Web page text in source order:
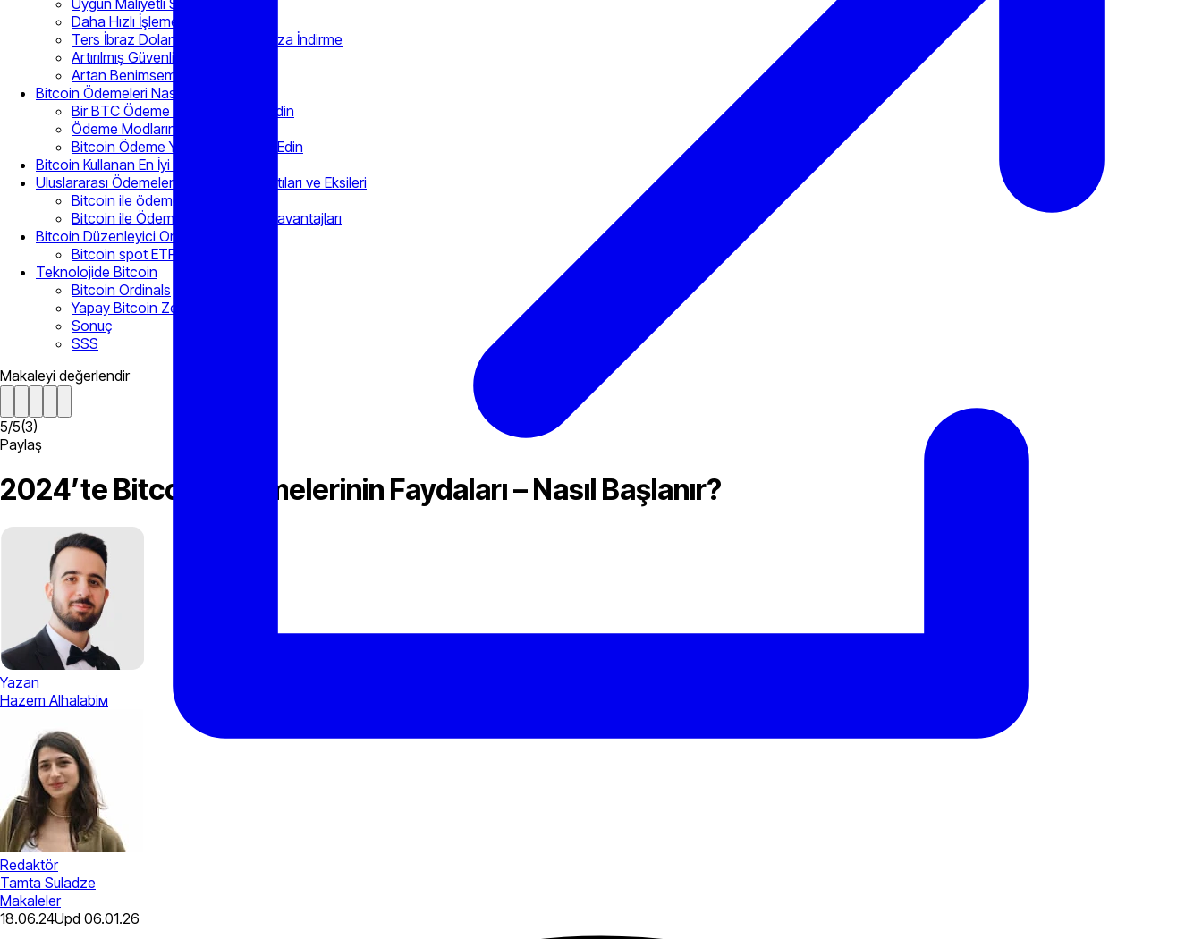
Uygun Maliyetli Seçenek
Daha Hızlı İşleme Yetenekleri
Ters İbraz Dolandırıcılıklarını En Aza İndirme
Artırılmış Güvenlik Önlemleri
Artan Benimseme Oranı
Bitcoin Ödemeleri Nasıl Kabul Edilir?
Bir BTC Ödeme Geçidi Entegre Edin
Ödeme Modlarını Yapılandırma
Bitcoin Ödeme Yönteminizi Test Edin
Bitcoin Kullanan En İyi Şirketler
Uluslararası Ödemeler için Bitcoin’in Artıları ve Eksileri
Bitcoin ile ödemenin avantajları
Bitcoin ile Ödeme Yapmanın Dezavantajları
Bitcoin Düzenleyici Ortamı
Bitcoin spot ETF
Teknolojide Bitcoin
Bitcoin Ordinals
Yapay Bitcoin Zekası
Sonuç
SSS
Makaleyi değerlendir
5/5(3)
Paylaş
2024’te Bitcoin Ödemelerinin Faydaları – Nasıl Başlanır?
Yazan
Hazem Alhalabiм
Redaktör
Tamta Suladze
Makaleler
18.06.24Upd 06.01.26